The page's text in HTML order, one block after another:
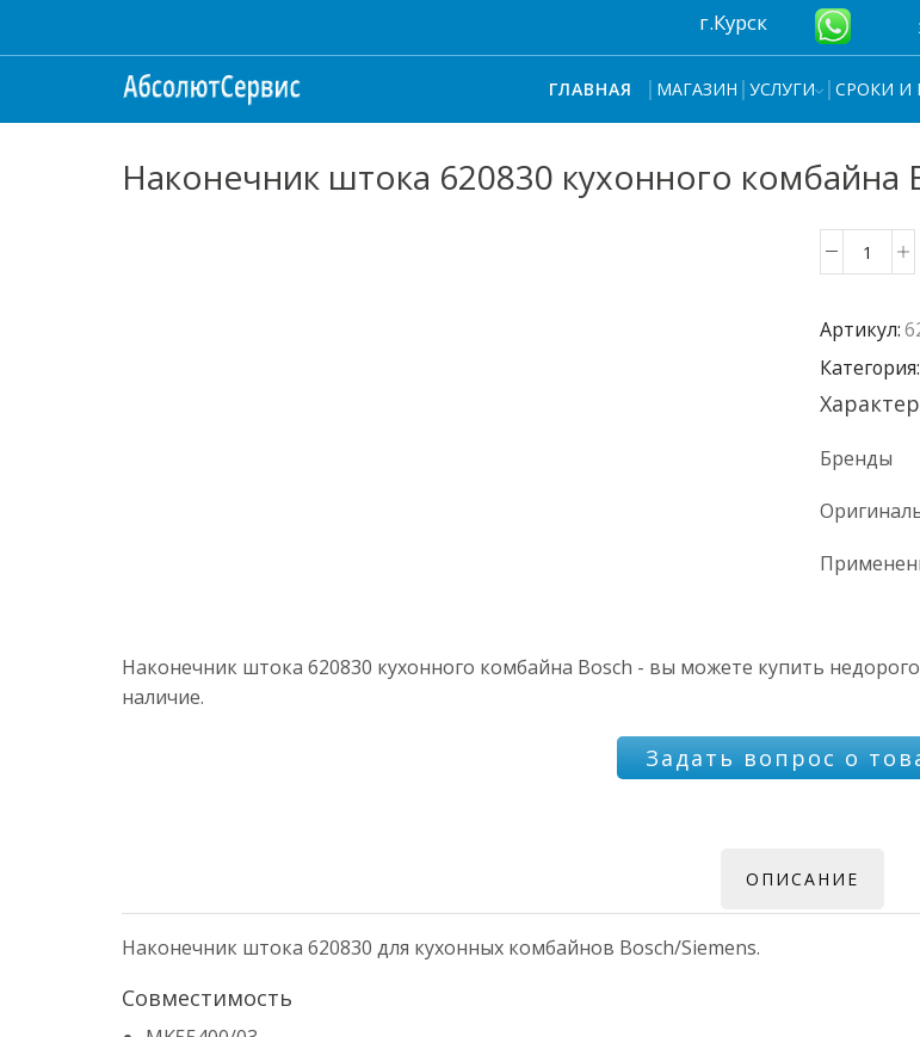
г.Курск
ГЛАВНАЯ МАГАЗИН УСЛУГИ СРОКИ И
Наконечник штока 620830 кухонного комбайна
штока
Артикул:
Категория:
Бренды
Наконечник штока 620830 кухонного комбайна Bosch - вы можете купить
наличие.
Задать вопрос о
ОПИСАНИЕ
Наконечник штока 620830 для кухонных комбайнов Bosch/Siemens.
Совместимость